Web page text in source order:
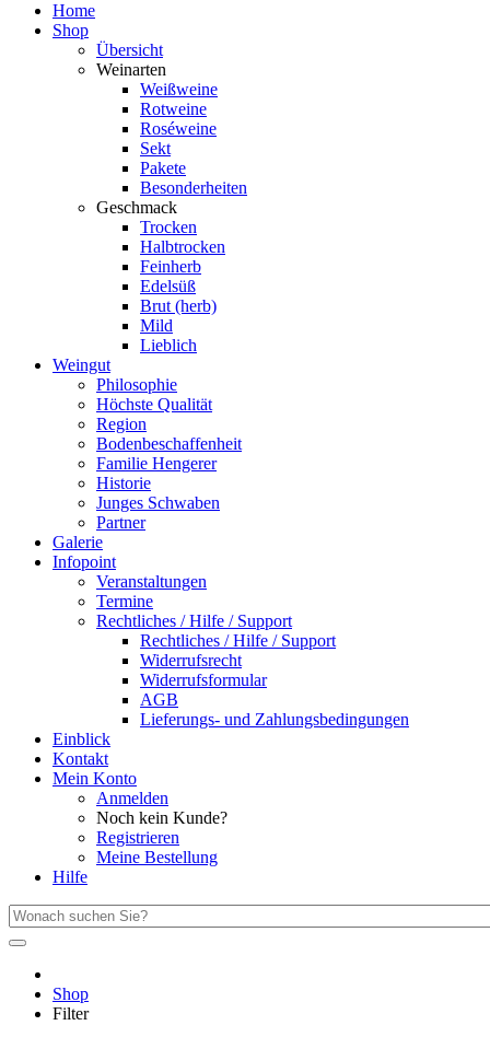
Home
Shop
Übersicht
Weinarten
Weißweine
Rotweine
Roséweine
Sekt
Pakete
Besonderheiten
Geschmack
Trocken
Halbtrocken
Feinherb
Edelsüß
Brut (herb)
Mild
Lieblich
Weingut
Philosophie
Höchste Qualität
Region
Bodenbeschaffenheit
Familie Hengerer
Historie
Junges Schwaben
Partner
Galerie
Infopoint
Veranstaltungen
Termine
Rechtliches / Hilfe / Support
Rechtliches / Hilfe / Support
Widerrufsrecht
Widerrufsformular
AGB
Lieferungs- und Zahlungsbedingungen
Einblick
Kontakt
Mein Konto
Anmelden
Noch kein Kunde?
Registrieren
Meine Bestellung
Hilfe
Shop
Filter